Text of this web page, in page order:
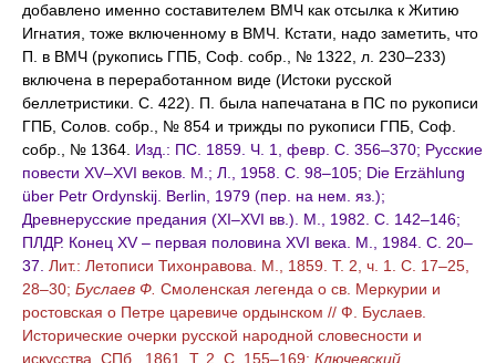
добавлено именно составителем ВМЧ как отсылка к Житию
Игнатия, тоже включенному в ВМЧ. Кстати, надо заметить, что
П. в ВМЧ (рукопись ГПБ, Соф. собр., № 1322, л. 230–233)
включена в переработанном виде (Истоки русской
беллетристики. С. 422). П. была напечатана в ПС по рукописи
ГПБ, Солов. собр., № 854 и трижды по рукописи ГПБ, Соф.
собр., № 1364. Изд.: ПС. 1859. Ч. 1, февр. С. 356–370; Русские
повести XV–XVI веков. М.; Л., 1958. С. 98–105; Die Erzählung
über Petr Ordynskij. Berlin, 1979 (пер. на нем. яз.);
Древнерусские предания (XI–XVI вв.). М., 1982. С. 142–146;
ПЛДР. Конец XV – первая половина XVI века. М., 1984. С. 20–
37. Лит.: Летописи Тихонравова. М., 1859. Т. 2, ч. 1. С. 17–25,
28–30; Буслаев Ф. Смоленская легенда о св. Меркурии и
ростовская о Петре царевиче ордынском // Ф. Буслаев.
Исторические очерки русской народной словесности и
искусства. СПб., 1861. Т. 2. С. 155–169; Ключевский